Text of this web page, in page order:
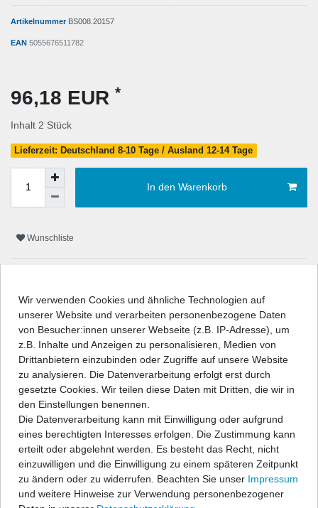
Artikelnummer BS008.20157
EAN 5055676511782
96,18 EUR *
Inhalt 2 Stück
Lieferzeit: Deutschland 8-10 Tage / Ausland 12-14 Tage
In den Warenkorb
Wunschliste
Beschreibung
Technische Daten
Angaben Produktsicherheit
Powerflex PU-Fahrwerksbuchsen und Halterungen sind aus dem
speziellen Material "Polyurethane" gefertigt.
Wir verwenden Cookies und ähnliche Technologien auf
unserer Website und verarbeiten personenbezogene Daten
von Besucher:innen unserer Webseite (z.B. IP-Adresse), um
z.B. Inhalte und Anzeigen zu personalisieren, Medien von
Drittanbietern einzubinden oder Zugriffe auf unsere Website
zu analysieren. Die Datenverarbeitung erfolgt erst durch
gesetzte Cookies. Wir teilen diese Daten mit Dritten, die wir in
den Einstellungen benennen.
Die Datenverarbeitung kann mit Einwilligung oder aufgrund
eines berechtigten Interesses erfolgen. Die Zustimmung kann
erteilt oder abgelehnt werden. Es besteht das Recht, nicht
einzuwilligen und die Einwilligung zu einem späteren Zeitpunkt
zu ändern oder zu widerrufen. Beachten Sie unser Impressum
und weitere Hinweise zur Verwendung personenbezogener